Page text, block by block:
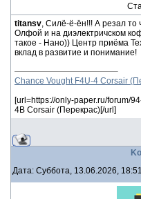
titansv, Силё-ё-ён!!! А резал то
Олфой и на диэлектричском
такое - Нано)) Центр приёма
вклад в развитие и понимание!
Chance Vought F4U-4 Corsair
[url=https://only-paper.ru/forum/
4B Corsair (Перекрас)[/url]
Дата: Суббота, 13.06.2026,